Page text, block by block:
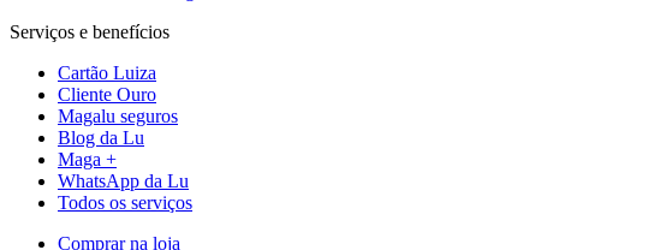
Serviços e benefícios
Cartão Luiza
Cliente Ouro
Magalu seguros
Blog da Lu
Maga +
WhatsApp da Lu
Todos os serviços
Comprar na loja